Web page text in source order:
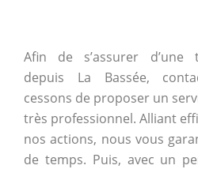
Afin de s’assurer d’une
depuis La Bassée,
cessons de proposer un
très professionnel. Alliant
nos actions, nous vous
de temps. Puis, avec un